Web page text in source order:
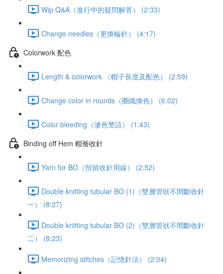
Wip Q&A（進行中的疑問解答） (2:33)
Change needles（更換輪針） (4:17)
Colorwork 配色
Length & colorwork （帽子長度及配色） (2:59)
Change color in rounds（圈織換色） (6:02)
Color bleeding（滲色警語） (1:43)
Binding off Hem 帽簷收針
Yarn for BO（預留收針用線） (2:52)
Double knitting tubular BO (1)（雙層管狀不間斷收針
一） (8:27)
Double knitting tubular BO (2)（雙層管狀不間斷收針
二） (8:23)
Memorizing stitches（記憶針法） (2:04)